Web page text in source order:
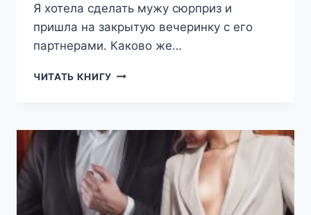
Я хотела сделать мужу сюрприз и
пришла на закрытую вечеринку с его
партнерами. Каково же…
ЧИТАТЬ КНИГУ ИЗМЕНА
ПОЖАЛЕЕШЬ!
(ВИОЛЕТТА
СТРАТУЛАТ)